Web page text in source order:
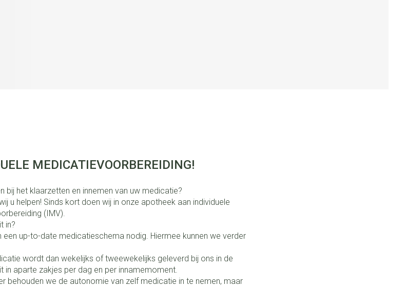
MEDICATIEVOORBEREIDING!
bij het klaarzetten en innemen van uw medicatie?
u helpen! Sinds kort doen wij in onze apotheek aan individuele
(IMV).
in?
een up-to-date medicatieschema nodig. Hiermee kunnen we verder
wordt dan wekelijks of tweewekelijks geleverd bij ons in de
in aparte zakjes per dag en per innamemoment.
behouden we de autonomie van zelf medicatie in te nemen, maar